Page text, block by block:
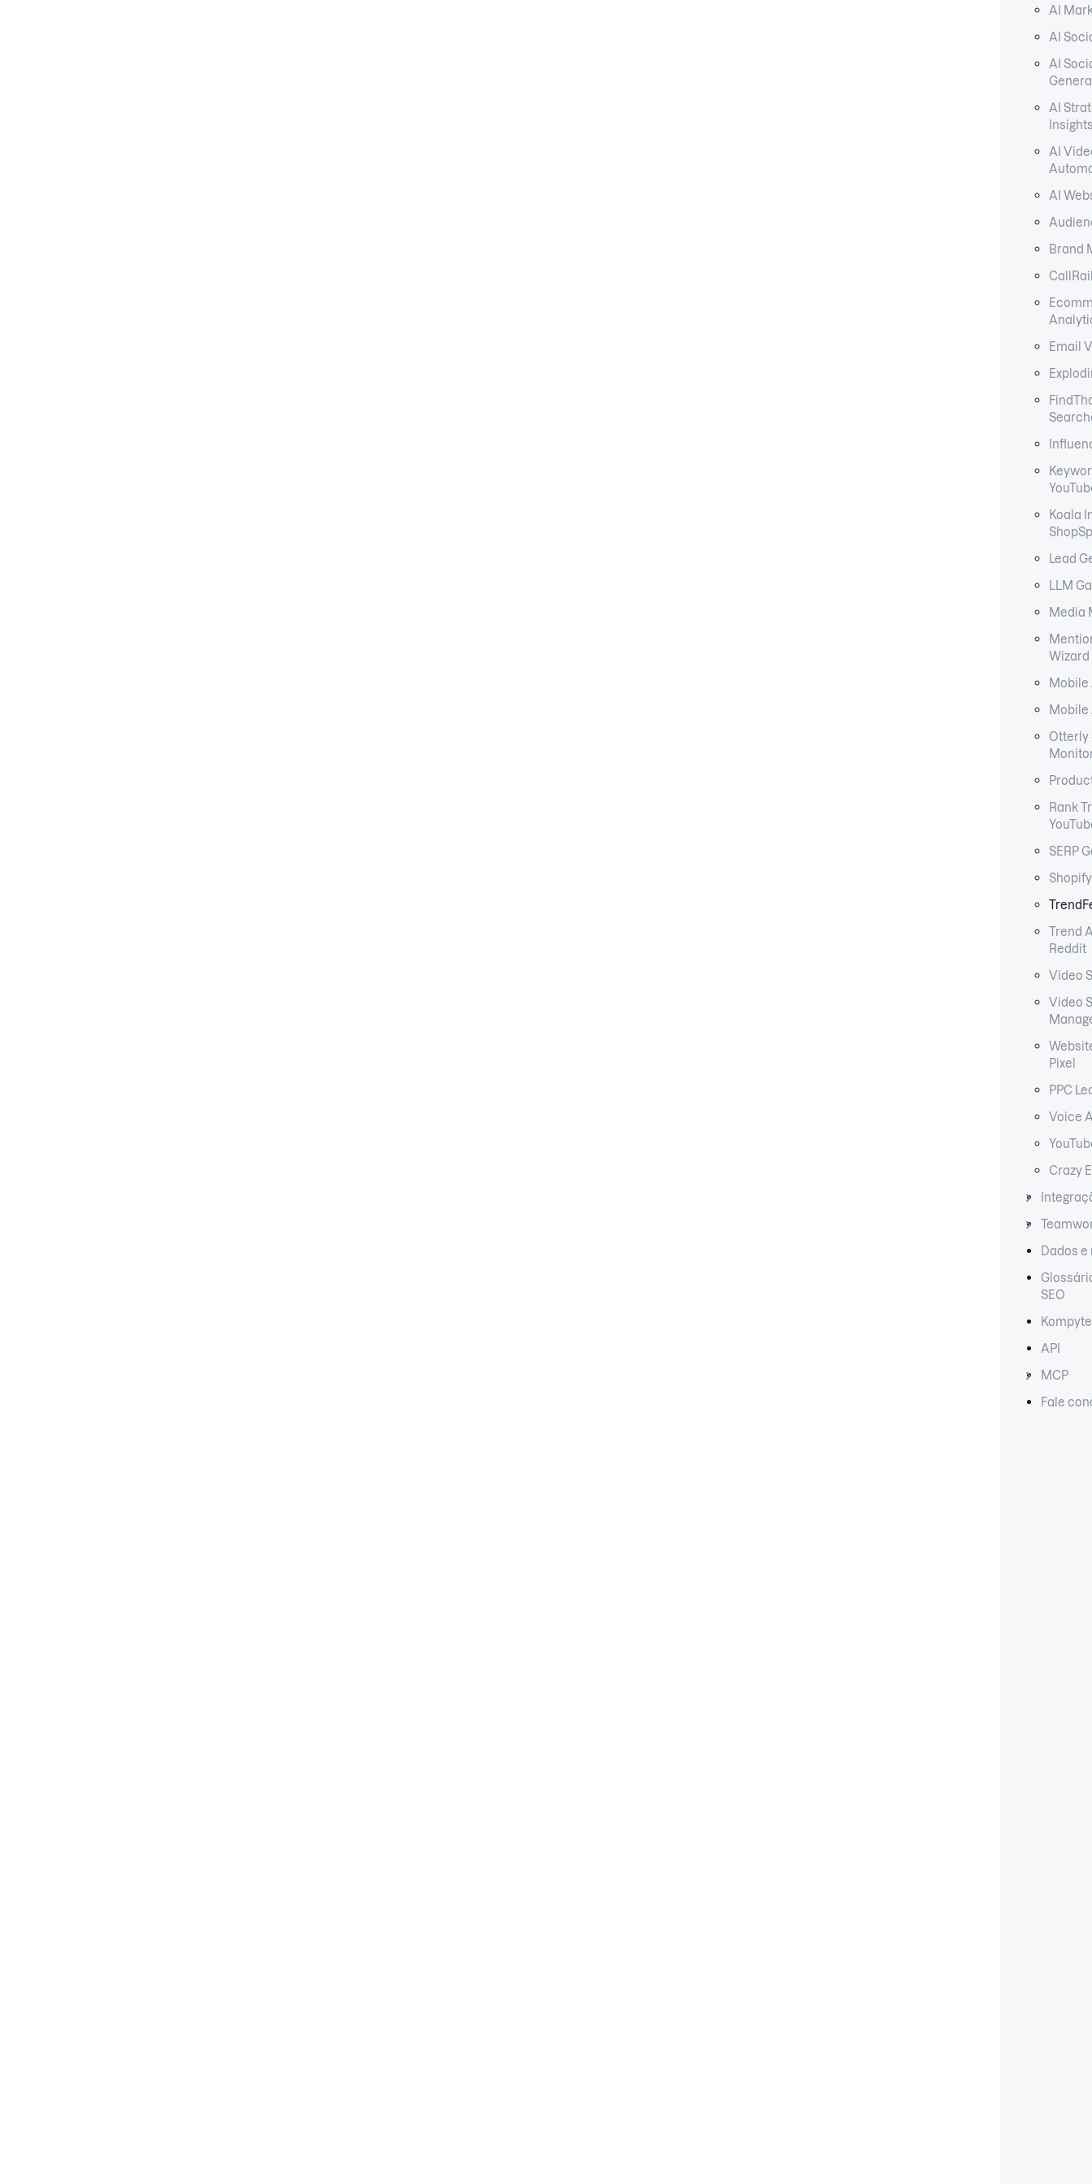
AI
AI
AI
AI
AI
AI
Brand
Email
Koala
Lead
LLM
Media
Wizard
Mobile
Mobile
Otterly
Rank
SERP
Trend
Reddit
Video
Video
Pixel
PPC
Voice
Crazy
Dados
SEO
Kompyte
API
MCP
Fale